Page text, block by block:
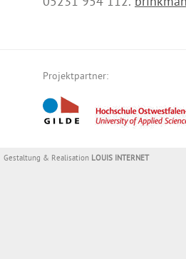
05231 954 112.
Projektpartner:
Gestaltung & Realisation LOUIS INTERNET